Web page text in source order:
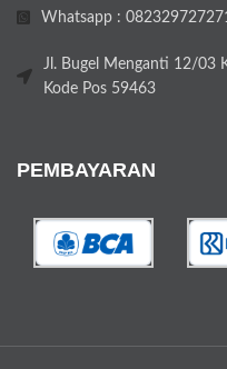
Whatsapp : 082329727271
Jl. Bugel Menganti 12/03
Kode Pos 59463
PEMBAYARAN